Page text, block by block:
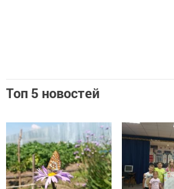
Топ 5 новостей